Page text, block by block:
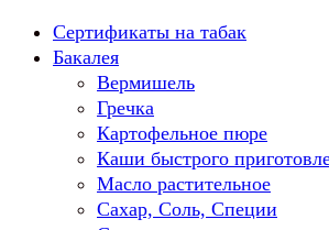
Перейти
содержанию
Сертификаты на табак
Бакалея
Вермишель
Гречка
Картофельное пюре
Каши быстрого
Масло растительное
Сахар, Соль, Специи